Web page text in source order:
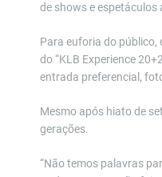
de shows e espetáculos
Para euforia do público,
do “KLB Experience
entrada preferencial,
Mesmo após hiato de
gerações.
“Não temos palavras